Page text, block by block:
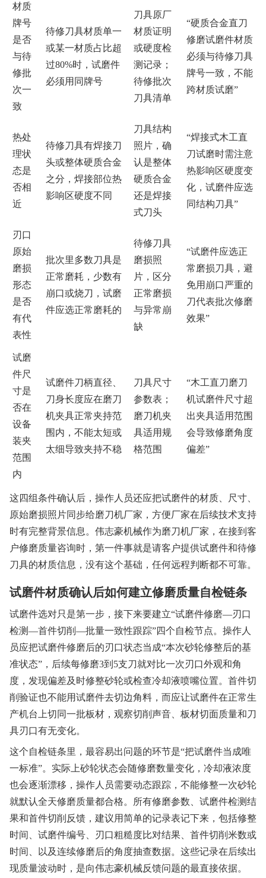
材质
牌号
是否
与待
修批
次一
致
待修刀具材质单一
或某一材质占比超
过80%时，试磨件
必须用同牌号
刀具原厂
材质证明
或硬度检
测记录；
待修批次
刀具清单
“硬质合金直刀
修磨试磨件材质
必须与待修刀具
牌号一致，不能
跨材质试磨”
热处
理状
态是
否相
近
待修刀具有焊接刀
头或整体硬质合金
之分，焊接部位热
影响区硬度不同
刀具结构
照片，确
认是整体
硬质合金
还是焊接
式刀头
“焊接式木工直
刀试磨时需注意
热影响区硬度变
化，试磨件应选
同结构刀具”
刃口
原始
磨损
形态
是否
有代
表性
批次里多数刀具是
正常磨耗，少数有
崩口或烧刀，试磨
件应选正常磨耗的
待修刀具
磨损照
片，区分
正常磨损
与异常崩
缺
“试磨件应选正
常磨损刀具，避
免用崩口严重的
刀代表批次修磨
效果”
试磨
件尺
寸是
否在
设备
装夹
范围
内
试磨件刀柄直径、
刀身长度应在磨刀
机夹具正常夹持范
围内，不能太短或
太细导致夹持不稳
刀具尺寸
参数表；
磨刀机夹
具适用规
格范围
“木工直刀磨刀
机试磨件尺寸超
出夹具适用范围
会导致修磨角度
偏差”
这四组条件确认后，操作人员还应把试磨件的材质、尺寸、
原始磨损照片同步给磨刀机厂家，方便厂家在后续技术支持
时有完整背景信息。伟志豪机械作为磨刀机厂家，在接到客
户修磨质量咨询时，第一件事就是请客户提供试磨件和待修
刀具的材质信息，没有这个基础，任何远程判断都不可靠。
试磨件材质确认后如何建立修磨质量自检链条
试磨件选对只是第一步，接下来要建立“试磨件修磨—刃口
检测—首件切削—批量一致性跟踪”四个自检节点。操作人
员应把试磨件修磨后的刃口状态当成“本次砂轮修整后的基
准状态”，后续每修磨3到5支刀就对比一次刃口外观和角
度，发现偏差及时修整砂轮或检查冷却液喷嘴位置。首件切
削验证也不能用试磨件去切边角料，而应让试磨件在正常生
产机台上切同一批板材，观察切削声音、板材切面质量和刀
具刃口有无变化。
这个自检链条里，最容易出问题的环节是“把试磨件当成唯
一标准”。实际上砂轮状态会随修磨数量变化，冷却液浓度
也会逐渐漂移，操作人员需要动态跟踪，不能修整一次砂轮
就默认全天修磨质量都合格。所有修磨参数、试磨件检测结
果和首件切削反馈，建议用简单的记录表记下来，包括修整
时间、试磨件编号、刃口粗糙度比对结果、首件切削米数或
时间、以及连续修磨后的角度抽查数据。这些记录在后续出
现质量波动时，是向伟志豪机械反馈问题的最直接依据。